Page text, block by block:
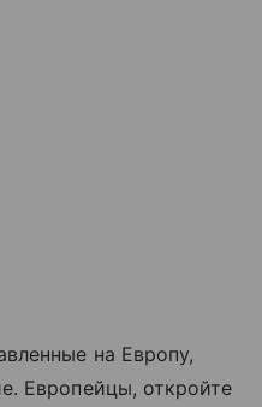
на Европу,
Европейцы, откройте